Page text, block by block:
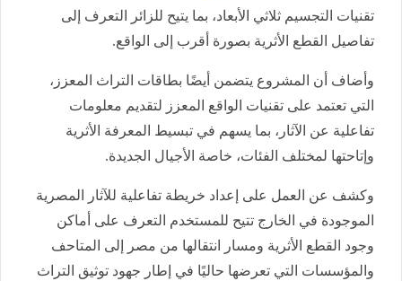
تقنيات التجسيم ثلاثي الأبعاد، بما يتيح للزائر التعرف إلى
تفاصيل القطع الأثرية بصورة أقرب إلى الواقع.
وأضاف أن المشروع يتضمن أيضًا بطاقات التراث المعزز،
التي تعتمد على تقنيات الواقع المعزز لتقديم معلومات
تفاعلية عن الآثار، بما يسهم في تبسيط المعرفة الأثرية
وإتاحتها لمختلف الفئات، خاصة الأجيال الجديدة.
وكشف عن العمل على إعداد خريطة تفاعلية للآثار المصرية
الموجودة في الخارج تتيح للمستخدم التعرف على أماكن
وجود القطع الأثرية ومسار انتقالها من مصر إلى المتاحف
والمؤسسات التي تعرضها حاليًا في إطار جهود توثيق التراث